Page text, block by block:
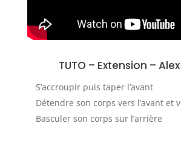
TUTO – Extension –
S’accroupir puis taper l’avant
Détendre son corps vers l’avant et
Basculer son corps sur l’arrière